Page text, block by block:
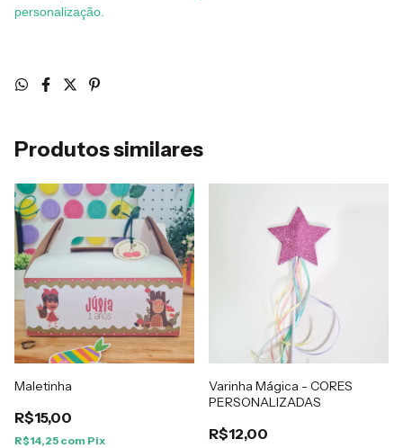
personalização.
Produtos similares
Maletinha
R$15,00
R$14,25 com Pix
Varinha Mágica - CORES
PERSONALIZADAS
R$12,00